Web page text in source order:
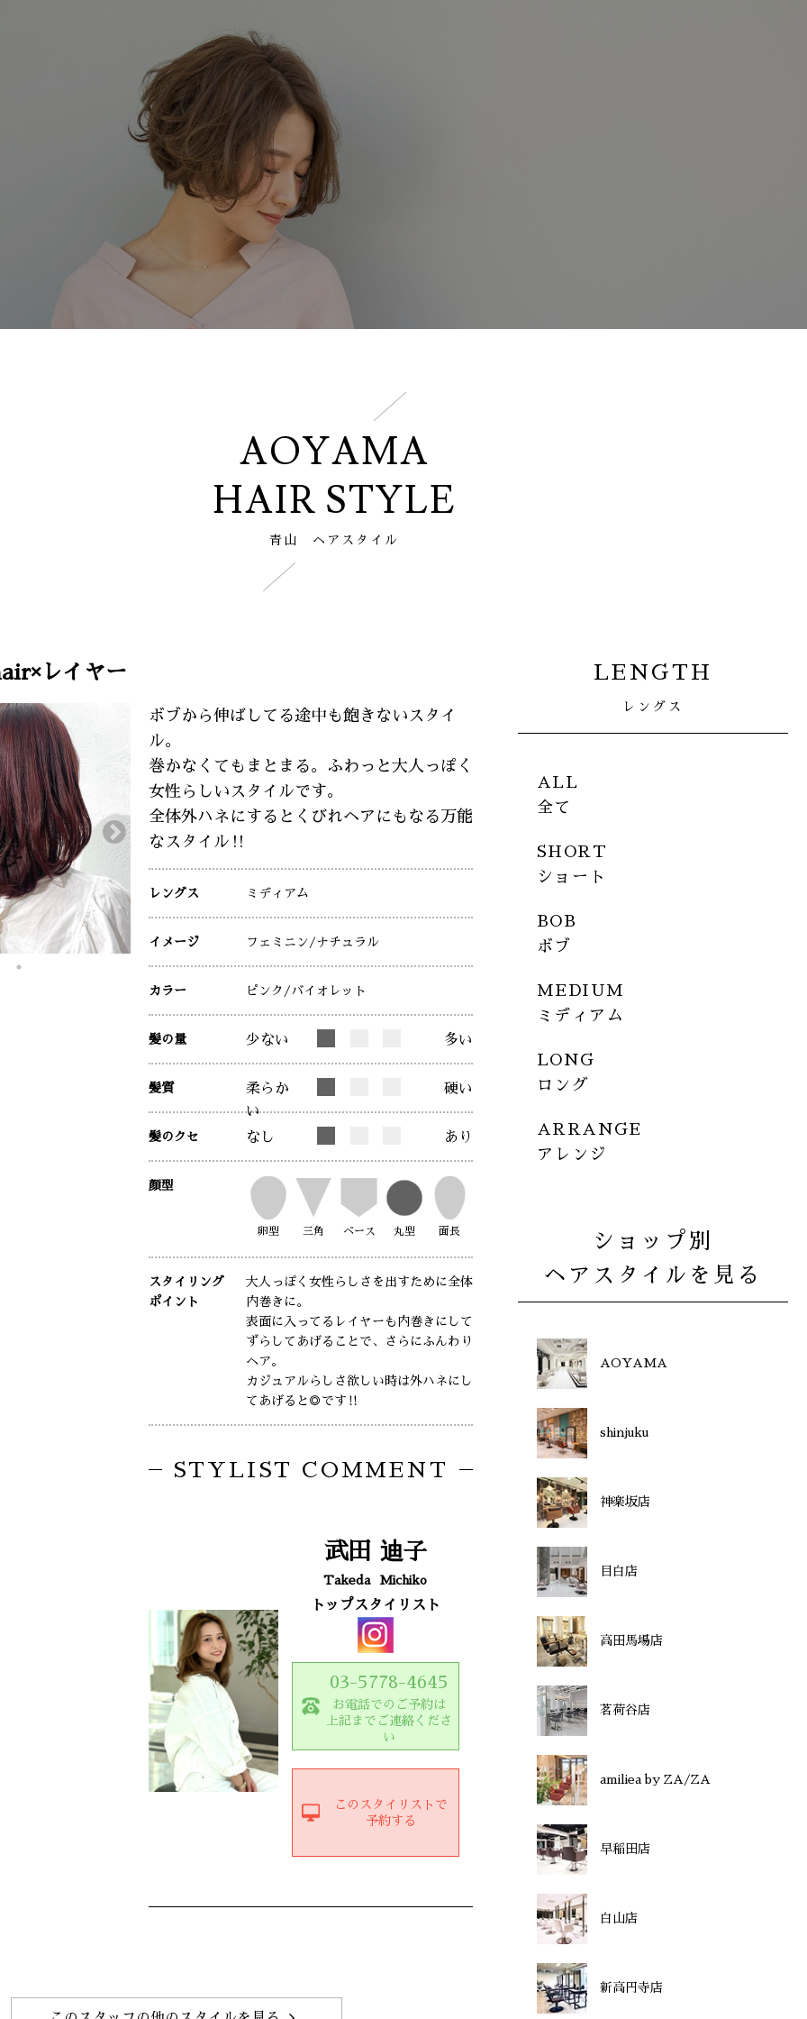
AOYAMA
HAIR STYLE
青山 ヘアスタイル
レイヤー
ボブから伸ばしてる途中も飽きないスタイ
ル。
巻かなくてもまとまる。ふわっと大人っぽく
女性らしいスタイルです。
全体外ハネにするとくびれヘアにもなる万能
なスタイル‼︎
レングス ミディアム
イメージ フェミニン /ナチュラル
カラー ピンク /バイオレット
髪の量 少ない 多い
髪質
柔らか
い
硬い
髪のクセ なし あり
顔型
卵型 三角 ベース 丸型 面長
スタイリング
ポイント
大人っぽく女性らしさを出すために全体
内巻きに。
表面に入ってるレイヤーも内巻きにして
ずらしてあげることで、さらにふんわり
ヘア。
カジュアルらしさ欲しい時は外ハネにし
てあげると◎です‼︎
STYLIST COMMENT
武田 迪子
Takeda Michiko
トップスタイリスト
03-5778-4645
お電話でのご予約は
上記までご連絡くださ
い
このスタイリストで
予約する
LENGTH
レングス
ALL
全て
SHORT
ショート
BOB
ボブ
MEDIUM
ミディアム
LONG
ロング
ARRANGE
アレンジ
ショップ別
ヘアスタイルを見る
AOYAMA
shinjuku
神楽坂店
目白店
高田馬場店
茗荷谷店
amiliea by ZA/ZA
早稲田店
白山店
新高円寺店